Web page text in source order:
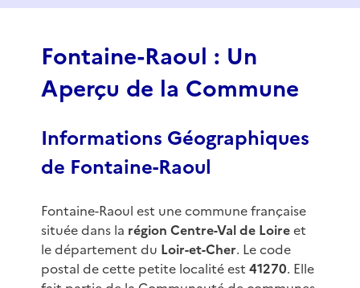
f
Fontaine-Raoul : Un
Aperçu de la Commune
Informations Géographiques
de Fontaine-Raoul
Fontaine-Raoul est une commune française
située dans la région Centre-Val de Loireet
le département du Loir-et-Cher. Le code
postal de cette petite localité est 41270. Elle